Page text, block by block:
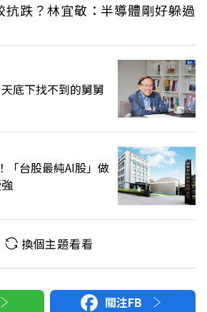
抗跌？林宜敬：半導體剛好躲過
底下找不到的舅舅
「台股最純AI股」做
換個主題看看
關注FB